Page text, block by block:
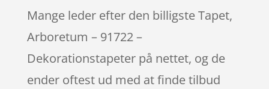
Mange leder efter den billigste Tapet,
Arboretum – 91722 –
Dekorationstapeter på nettet, og de
ender oftest ud med at finde tilbud